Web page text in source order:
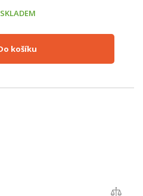
SKLADEM
Do košíku